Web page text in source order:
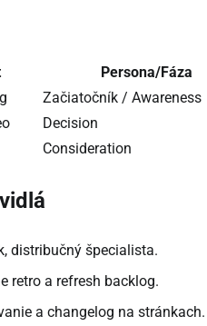
Persona/Fáza
Začiatočník / Awareness
Decision
Consideration
distribučný špecialista.
retro a refresh backlog.
a changelog na stránkach.